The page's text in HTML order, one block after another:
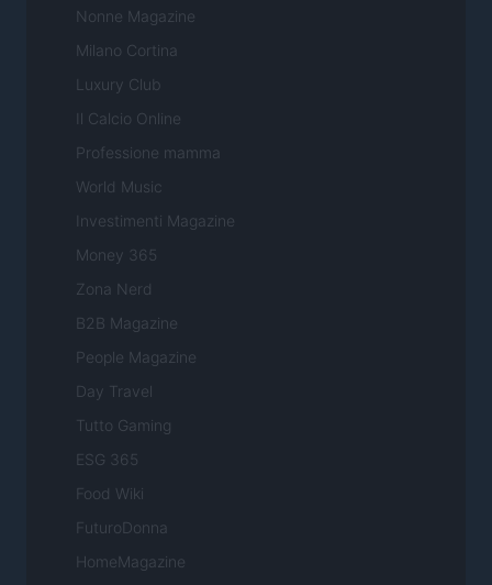
Nonne Magazine
Milano Cortina
Luxury Club
Il Calcio Online
Professione mamma
World Music
Investimenti Magazine
Money 365
Zona Nerd
B2B Magazine
People Magazine
Day Travel
Tutto Gaming
ESG 365
Food Wiki
FuturoDonna
HomeMagazine